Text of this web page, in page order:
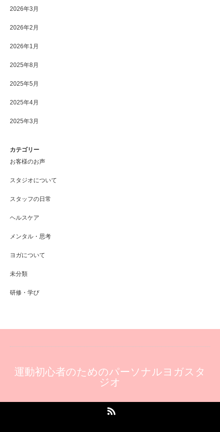
2026年3月
2026年2月
2026年1月
2025年8月
2025年5月
2025年4月
2025年3月
カテゴリー
お客様のお声
スタジオについて
スタッフの日常
ヘルスケア
メンタル・思考
ヨガについて
未分類
研修・学び
運動初心者のためのパーソナルヨガスタ
ジオ